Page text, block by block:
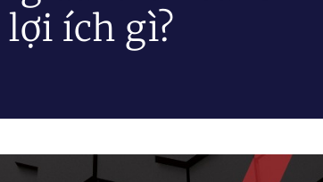
lợi ích gì?